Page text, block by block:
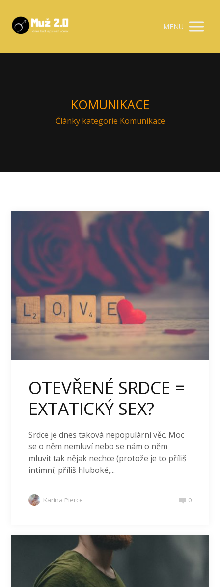
MENU
KOMUNIKACE
Články kategorie Komunikace
OTEVŘENÉ SRDCE =
EXTATICKÝ SEX?
Srdce je dnes taková nepopulární věc. Moc
se o něm nemluví nebo se nám o něm
mluvit tak nějak nechce (protože je to příliš
intimní, příliš hluboké,...
Karina Pierce 0